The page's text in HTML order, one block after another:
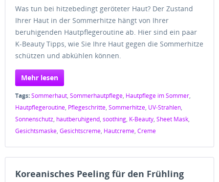
Was tun bei hitzebedingt geröteter Haut? Der Zustand
Ihrer Haut in der Sommerhitze hängt von Ihrer
beruhigenden Hautpflegeroutine ab. Hier sind ein paar
K-Beauty Tipps, wie Sie Ihre Haut gegen die Sommerhitze
schützen und abkühlen können.
Mehr lesen
Tags:Sommerhaut, Sommerhautpflege, Hautpflege im Sommer,
Hautpflegeroutine, Pflegeschritte, Sommerhitze, UV-Strahlen,
Sonnenschutz, hautberuhigend, soothing, K-Beauty, Sheet Mask,
Gesichtsmaske, Gesichtscreme, Hautcreme, Creme
Koreanisches Peeling für den Frühling